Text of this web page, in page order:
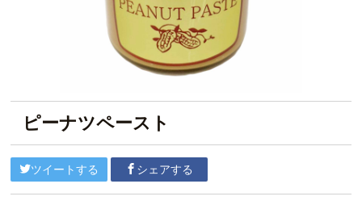
ピーナツペースト
ツイートする シェアする